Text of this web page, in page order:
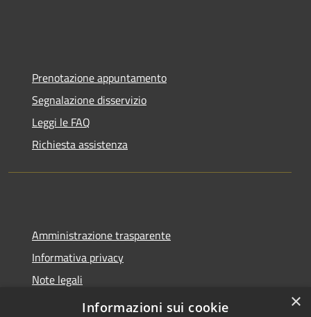
Prenotazione appuntamento
Segnalazione disservizio
Leggi le FAQ
Richiesta assistenza
Amministrazione trasparente
Informativa privacy
Note legali
Dichiarazione di accessibilità
×
Informazioni sui cookie